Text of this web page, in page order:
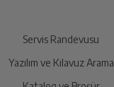
Servis Randevusu
Yazılım ve Kılavuz Arama